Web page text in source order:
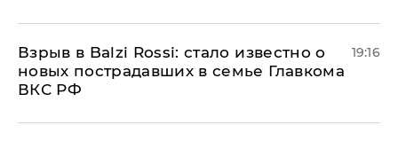
Взрыв в Balzi Rossi: стало известно о
новых пострадавших в семье Главкома
ВКС РФ
19:16